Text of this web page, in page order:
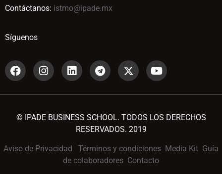
Contáctanos: istmo@ipade.mx
Síguenos
© IPADE BUSINESS SCHOOL. TODOS LOS DERECHOS
RESERVADOS. 2019
Aviso de Privacidad Términos y condiciones Media Kit Guía
de colaboradores Contacto